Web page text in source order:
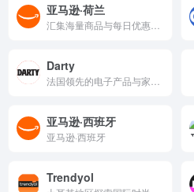
亚马逊·荷兰
Darty
亚马逊·西班牙
亚马逊·西班牙
Trendyol